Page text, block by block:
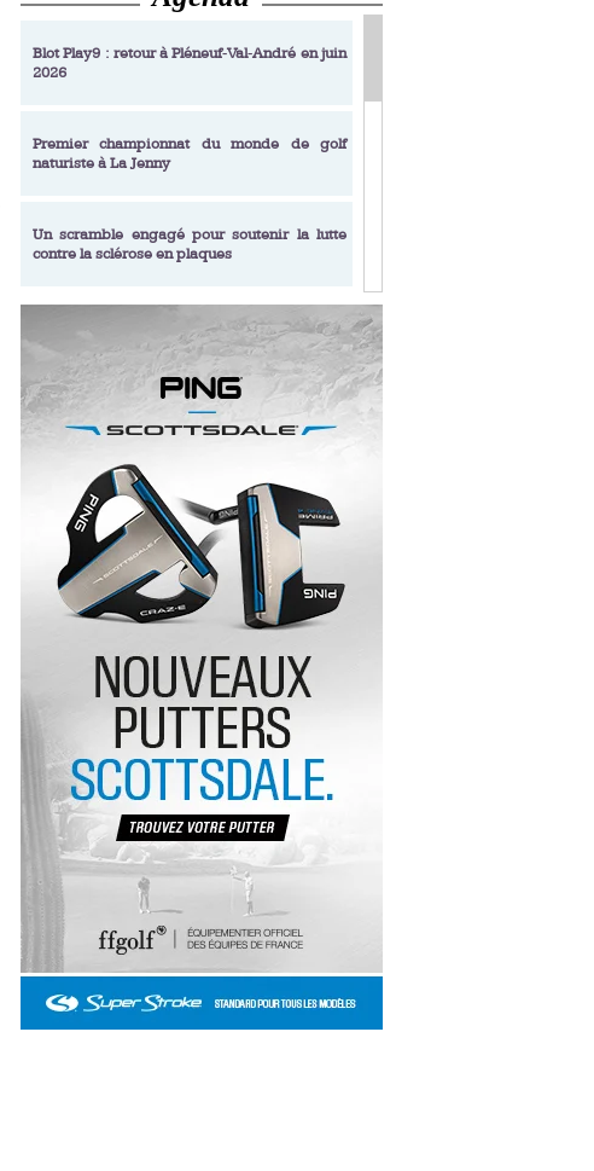
décrochent leur billet pour la finale
Enfin un livre de golf pensé pour les femmes
Ladies Pro-Am VSD : les premières
Académie Golf Barrière Julien Xanthopoulos,
Amundi Evian Championship, de nouvelles
expériences immersives
Evian Resort Golf Club : Saison 2 du
Programme Performance
Blot Play9 : retour à Pléneuf‑Val‑André en juin
2026
Premier championnat du monde de golf
naturiste à La Jenny
Un scramble engagé pour soutenir la lutte
contre la sclérose en plaques
Series & Trophée Écologie, deux circuits
amateurs en 10 étapes
Royal Air Maroc Golf & Padel Cup : le nouvel
event sport et networking
LPGA Tour 2026 : une saison record pour le
golf féminin
Ladies European Tour 2026 : une saison
historique sur cinq continents
Debout en Bouts prolonge la Fashion Week à
Roland-Garros
Lacoste Ladies Open 2025 : Céline Boutier
de retour à Deauville
Aphrodite Hills Team Cup 2025 : de retour a
Chypre